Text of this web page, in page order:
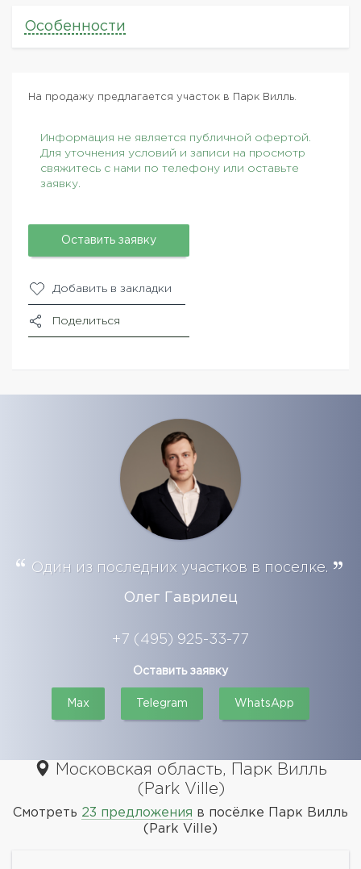
Особенности
На продажу предлагается участок в Парк Вилль.
Информация не является публичной офертой.
Для уточнения условий и записи на просмотр
свяжитесь с нами по телефону или оставьте
заявку.
Оставить заявку
Добавить в закладки
Поделиться
Один из последних участков в поселке.
Олег Гаврилец
+7 (495) 925-33-77
Оставить заявку
Max Telegram WhatsApp
Московская область, Парк Вилль
(Park Ville)
Смотреть 23 предложения в посёлке Парк Вилль
(Park Ville)